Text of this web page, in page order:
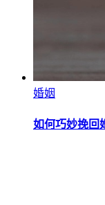
婚姻
如何巧妙挽回